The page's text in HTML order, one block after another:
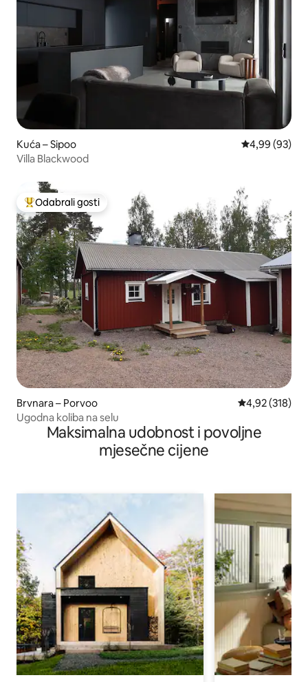
Kuća – Sipoo Prosječna
4,99 (93)
Villa Blackwood
Među najviše rangiranima s oznakom „Odabrali gosti”
Odabrali gosti
Brvnara – Porvoo Prosječna
4,92 (318)
Ugodna koliba na selu
Maksimalna udobnost i povoljne
mjesečne cijene